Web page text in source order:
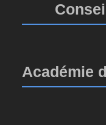
Académie